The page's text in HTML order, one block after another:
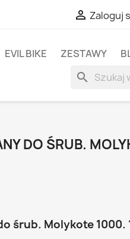
 Zaloguj
EVIL BIKE ZESTAWY
search
DO ŚRUB.
śrub. Molykote 1000.